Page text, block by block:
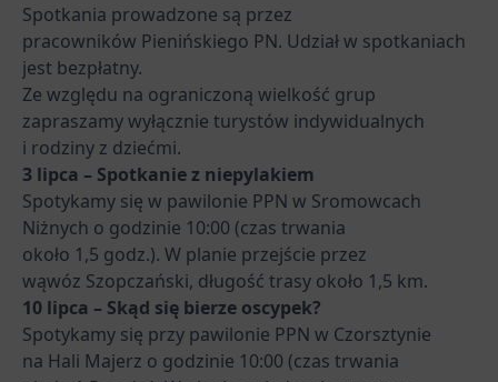
Spotkania prowadzone są przez
pracowników Pienińskiego PN. Udział w spotkaniach
jest bezpłatny.
Ze względu na ograniczoną wielkość grup
zapraszamy wyłącznie turystów indywidualnych
i rodziny z dziećmi.
3 lipca – Spotkanie z niepylakiem
Spotykamy się w pawilonie PPN w Sromowcach
Niżnych o godzinie 10:00 (czas trwania
około 1,5 godz.). W planie przejście przez
wąwóz Szopczański, długość trasy około 1,5 km.
10 lipca – Skąd się bierze oscypek?
Spotykamy się przy pawilonie PPN w Czorsztynie
na Hali Majerz o godzinie 10:00 (czas trwania